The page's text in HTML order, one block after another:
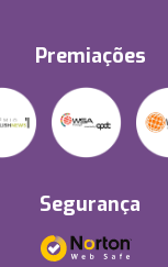
Premiações
Segurança